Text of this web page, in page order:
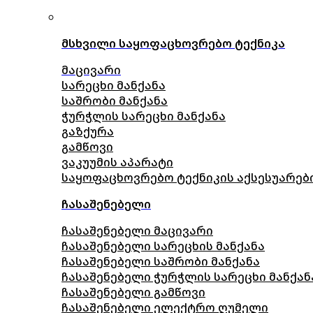
მსხვილი საყოფაცხოვრებო ტექნიკა
მაცივარი
სარეცხი მანქანა
საშრობი მანქანა
ჭურჭლის სარეცხი მანქანა
გაზქურა
გამწოვი
ვაკუუმის აპარატი
საყოფაცხოვრებო ტექნიკის
ჩასაშენებელი
ჩასაშენებელი მაცივარი
ჩასაშენებელი სარეცხის მანქანა
ჩასაშენებელი საშრობი მანქანა
ჩასაშენებელი ჭურჭლის სარეცხი
ჩასაშენებელი გამწოვი
ჩასაშენებელი ელექტრო ღუმელი